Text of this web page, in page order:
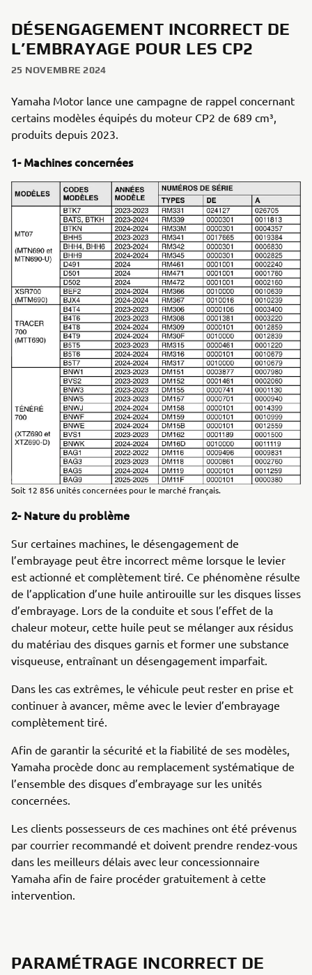
DÉSENGAGEMENT INCORRECT DE
L’EMBRAYAGE POUR LES CP2
25 NOVEMBRE 2024
Yamaha Motor lance une campagne de rappel concernant
certains modèles équipés du moteur CP2 de 689 cm³,
produits depuis 2023.
1- Machines concernées
Soit 12 856 unités concernées pour le marché français.
2- Nature du problème
Sur certaines machines, le désengagement de
l’embrayage peut être incorrect même lorsque le levier
est actionné et complètement tiré. Ce phénomène résulte
de l’application d’une huile antirouille sur les disques lisses
d’embrayage. Lors de la conduite et sous l’effet de la
chaleur moteur, cette huile peut se mélanger aux résidus
du matériau des disques garnis et former une substance
visqueuse, entraînant un désengagement imparfait.
Dans les cas extrêmes, le véhicule peut rester en prise et
continuer à avancer, même avec le levier d’embrayage
complètement tiré.
Afin de garantir la sécurité et la fiabilité de ses modèles,
Yamaha procède donc au remplacement systématique de
l’ensemble des disques d’embrayage sur les unités
concernées.
Les clients possesseurs de ces machines ont été prévenus
par courrier recommandé et doivent prendre rendez-vous
dans les meilleurs délais avec leur concessionnaire
Yamaha afin de faire procéder gratuitement à cette
intervention.
PARAMÉTRAGE INCORRECT DE